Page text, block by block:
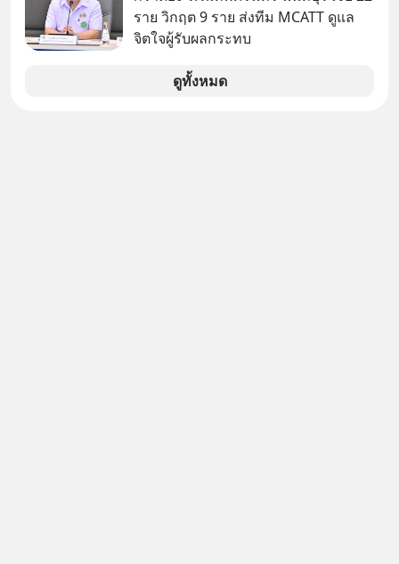
ราย วิกฤต 9 ราย ส่งทีม MCATT ดูแล
จิตใจผู้รับผลกระทบ
ดูทั้งหมด